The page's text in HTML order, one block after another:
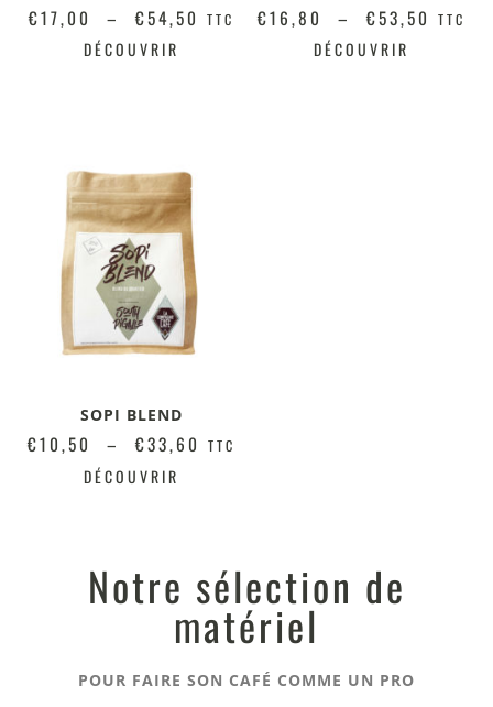
€17,00 – €54,50 TTC
DÉCOUVRIR
€16,80 – €53,50 TTC
DÉCOUVRIR
SOPI BLEND
€10,50 – €33,60 TTC
DÉCOUVRIR
Notre sélection de
matériel
POUR FAIRE SON CAFÉ COMME UN PRO